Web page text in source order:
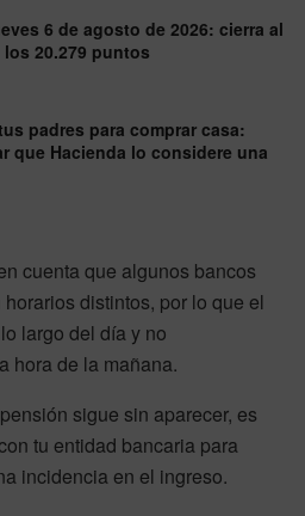
6 de agosto de 2026: cierra al
los 20.279 puntos
padres para comprar casa:
que Hacienda lo considere una
cuenta que algunos bancos
distintos, por lo que el
largo del día y no
hora de la mañana.
sigue sin aparecer, es
tu entidad bancaria para
incidencia en el ingreso.